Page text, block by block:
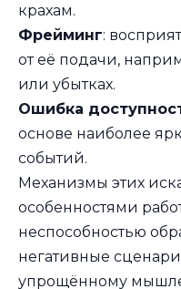
крахам.
Фрейминг:
от её подачи,
или убытках.
Ошибка
основе наиболее
событий.
Механизмы этих
особенностями
неспособностью
негативные
упрощённому